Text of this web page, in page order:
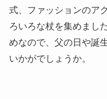
式、ファッションのア
ろいろな杖を集めまし
めなので、父の日や誕
いかがでしょうか。